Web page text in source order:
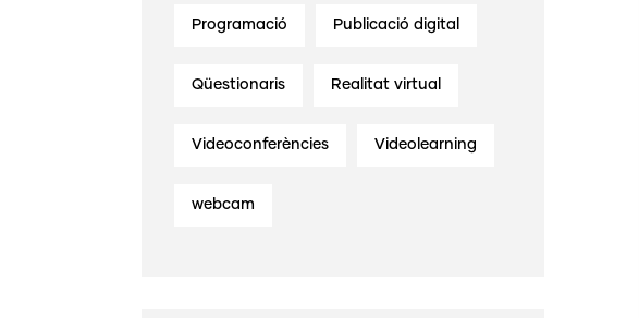
Programació Publicació digital
Qüestionaris Realitat virtual
Videoconferències Videolearning
webcam